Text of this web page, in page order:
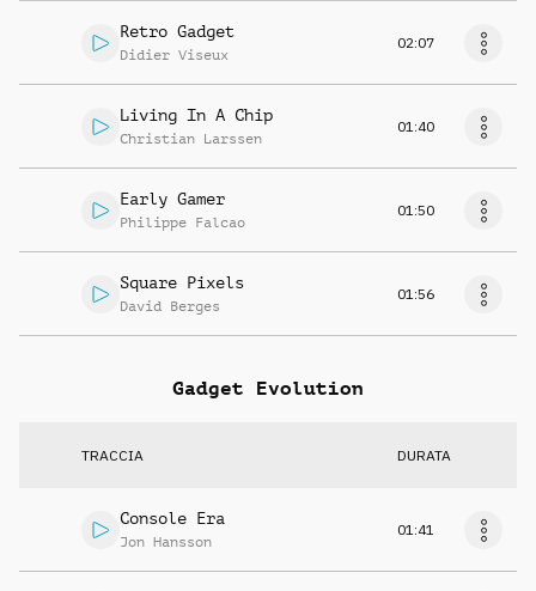
Retro Gadget
Didier Viseux
02:07
Living In A Chip
Christian Larssen
01:40
Early Gamer
Philippe Falcao
01:50
Square Pixels
David Berges
01:56
Gadget Evolution
TRACCIA DURATA
Console Era
Jon Hansson
01:41